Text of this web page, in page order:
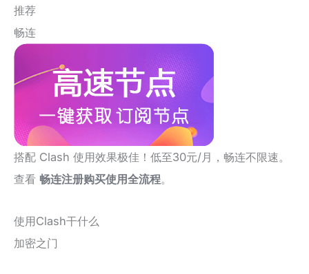
推荐
畅连
搭配 Clash 使用效果极佳！低至30元/月，畅连不限速。
查看 畅连注册购买使用全流程。
使用Clash干什么
加密之门